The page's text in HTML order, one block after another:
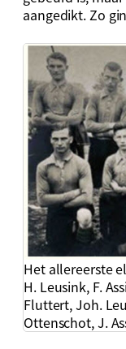
aangedikt. Zo
Het allereerste
H. Leusink, F.
Fluttert, Joh.
Ottenschot, J.